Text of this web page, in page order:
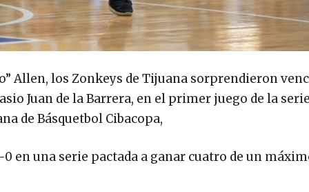
Allen, los Zonkeys de Tijuana sorprendieron
Juan de la Barrera, en el primer juego de la
de Básquetbol Cibacopa,
en una serie pactada a ganar cuatro de un